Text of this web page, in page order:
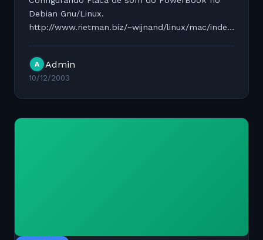
Debian Gnu/Linux.
http://www.rietman.biz/~wijnand/linux/mac/index.html?
A Admin
10/12/2003